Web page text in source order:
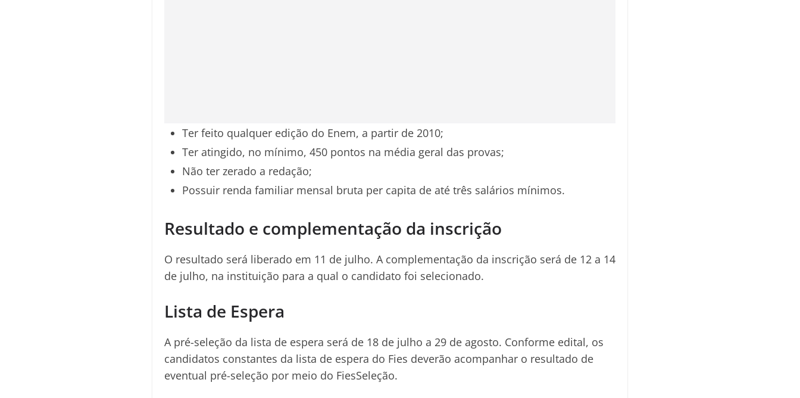
Ter feito qualquer edição do Enem, a partir de 2010;
Ter atingido, no mínimo, 450 pontos na média geral das provas;
Não ter zerado a redação;
Possuir renda familiar mensal bruta per capita de até três salários mínimos.
Resultado e complementação da inscrição
O resultado será liberado em 11 de julho. A complementação da inscrição será de 12 a 14
de julho, na instituição para a qual o candidato foi selecionado.
Lista de Espera
A pré-seleção da lista de espera será de 18 de julho a 29 de agosto. Conforme edital, os
candidatos constantes da lista de espera do Fies deverão acompanhar o resultado de
eventual pré-seleção por meio do FiesSeleção.